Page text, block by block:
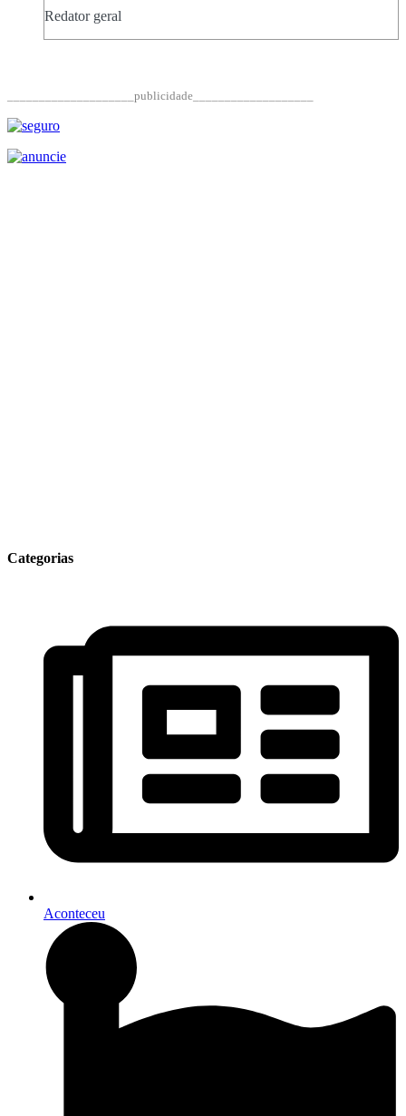
Redator geral
____________________publicidade___________________
Categorias
Aconteceu